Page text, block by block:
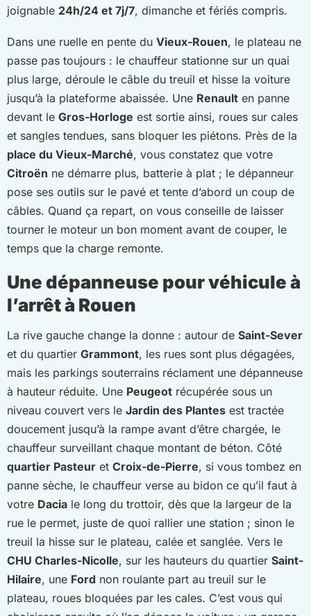
joignable 24h/24 et 7j/7, dimanche et fériés compris.
Dans une ruelle en pente du Vieux-Rouen, le plateau ne
passe pas toujours : le chauffeur stationne sur un quai
plus large, déroule le câble du treuil et hisse la voiture
jusqu’à la plateforme abaissée. Une Renault en panne
devant le Gros-Horloge est sortie ainsi, roues sur cales
et sangles tendues, sans bloquer les piétons. Près de la
place du Vieux-Marché, vous constatez que votre
Citroën ne démarre plus, batterie à plat ; le dépanneur
pose ses outils sur le pavé et tente d’abord un coup de
câbles. Quand ça repart, on vous conseille de laisser
tourner le moteur un bon moment avant de couper, le
temps que la charge remonte.
Une dépanneuse pour véhicule à
l’arrêt à Rouen
La rive gauche change la donne : autour de Saint-Sever
et du quartier Grammont, les rues sont plus dégagées,
mais les parkings souterrains réclament une dépanneuse
à hauteur réduite. Une Peugeot récupérée sous un
niveau couvert vers le Jardin des Plantes est tractée
doucement jusqu’à la rampe avant d’être chargée, le
chauffeur surveillant chaque montant de béton. Côté
quartier Pasteur et Croix-de-Pierre, si vous tombez en
panne sèche, le chauffeur verse au bidon ce qu’il faut à
votre Dacia le long du trottoir, dès que la largeur de la
rue le permet, juste de quoi rallier une station ; sinon le
treuil la hisse sur le plateau, calée et sanglée. Vers le
CHU Charles-Nicolle, sur les hauteurs du quartier Saint-
Hilaire, une Ford non roulante part au treuil sur le
plateau, roues bloquées par les cales. C’est vous qui